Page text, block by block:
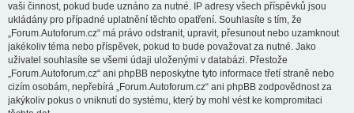
vaši činnost, pokud bude uznáno za nutné. IP adresy všech příspěvků jsou
ukládány pro případné uplatnění těchto opatření. Souhlasíte s tím, že
„Forum.Autoforum.cz“ má právo odstranit, upravit, přesunout nebo uzamknout
jakékoliv téma nebo příspěvek, pokud to bude považovat za nutné. Jako
uživatel souhlasíte se všemi údaji uloženými v databázi. Přestože
„Forum.Autoforum.cz“ ani phpBB neposkytne tyto informace třetí straně nebo
cizím osobám, nepřebírá „Forum.Autoforum.cz“ ani phpBB zodpovědnost za
jakýkoliv pokus o vniknutí do systému, který by mohl vést ke kompromitaci